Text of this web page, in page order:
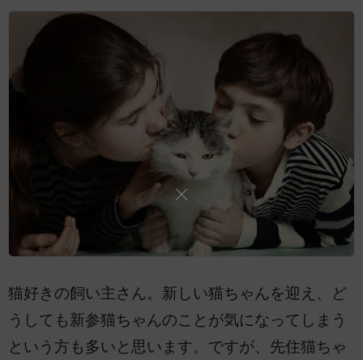
猫好きの飼い主さん。新しい猫ちゃんを迎え、ど
うしても新参猫ちゃんのことが気になってしまう
という方も多いと思います。ですが、先住猫ちゃ